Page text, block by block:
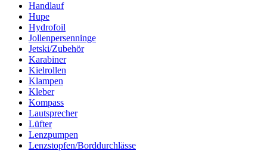
Handlauf
Hupe
Hydrofoil
Jollenpersenninge
Jetski/Zubehör
Karabiner
Kielrollen
Klampen
Kleber
Kompass
Lautsprecher
Lüfter
Lenzpumpen
Lenzstopfen/Borddurchlässe